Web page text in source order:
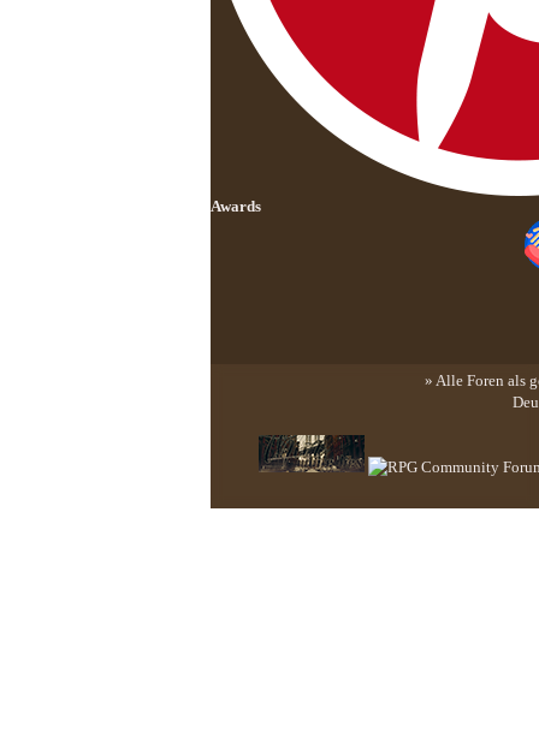
Awards
» Alle Foren als